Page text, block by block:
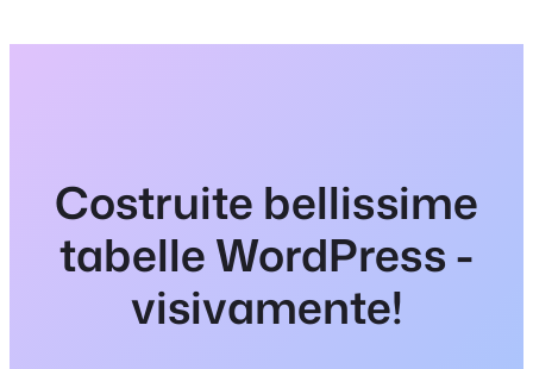
Costruite bellissime
tabelle WordPress -
visivamente!